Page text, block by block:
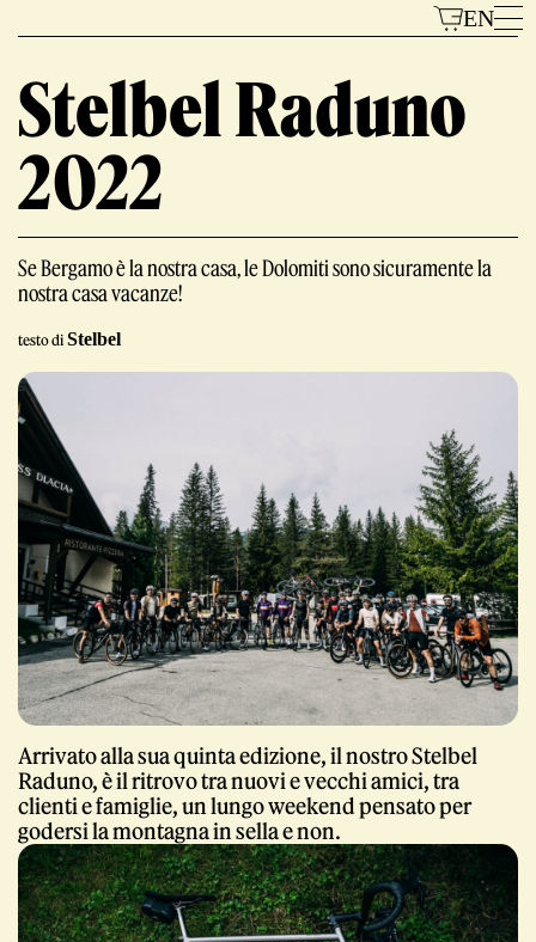
EN
Giornale
Shop
Stelbel Raduno
2022
Se Bergamo è la nostra casa, le Dolomiti sono sicuramente la
nostra casa vacanze!
testo di Stelbel
Arrivato alla sua quinta edizione, il nostro Stelbel
Raduno, è il ritrovo tra nuovi e vecchi amici, tra
clienti e famiglie, un lungo weekend pensato per
godersi la montagna in sella e non.